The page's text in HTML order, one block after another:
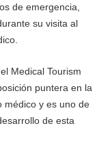
de emergencia,
su visita al
Medical Tourism
puntera en la
médico y es uno de
de esta